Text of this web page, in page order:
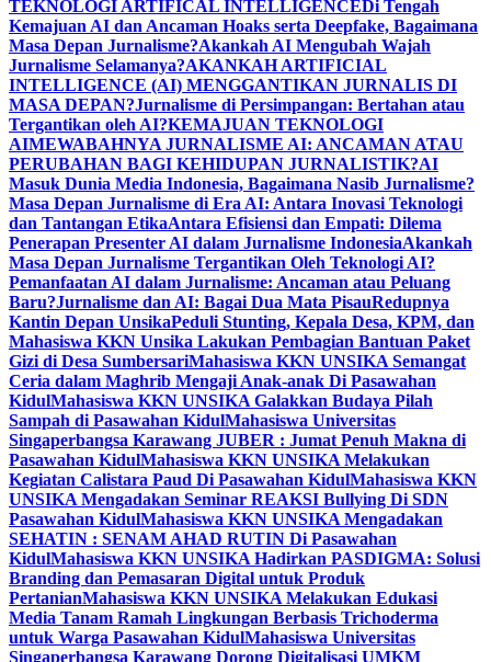
TEKNOLOGI ARTIFICAL INTELLIGENCEDi Tengah
Kemajuan AI dan Ancaman Hoaks serta Deepfake, Bagaimana
Masa Depan Jurnalisme?Akankah AI Mengubah Wajah
Jurnalisme Selamanya?AKANKAH ARTIFICIAL
INTELLIGENCE (AI) MENGGANTIKAN JURNALIS DI
MASA DEPAN?Jurnalisme di Persimpangan: Bertahan atau
Tergantikan oleh AI?KEMAJUAN TEKNOLOGI
AIMEWABAHNYA JURNALISME AI: ANCAMAN ATAU
PERUBAHAN BAGI KEHIDUPAN JURNALISTIK?AI
Masuk Dunia Media Indonesia, Bagaimana Nasib Jurnalisme?
Masa Depan Jurnalisme di Era AI: Antara Inovasi Teknologi
dan Tantangan EtikaAntara Efisiensi dan Empati: Dilema
Penerapan Presenter AI dalam Jurnalisme IndonesiaAkankah
Masa Depan Jurnalisme Tergantikan Oleh Teknologi AI?
Pemanfaatan AI dalam Jurnalisme: Ancaman atau Peluang
Baru?Jurnalisme dan AI: Bagai Dua Mata PisauRedupnya
Kantin Depan UnsikaPeduli Stunting, Kepala Desa, KPM, dan
Mahasiswa KKN Unsika Lakukan Pembagian Bantuan Paket
Gizi di Desa SumbersariMahasiswa KKN UNSIKA Semangat
Ceria dalam Maghrib Mengaji Anak-anak Di Pasawahan
KidulMahasiswa KKN UNSIKA Galakkan Budaya Pilah
Sampah di Pasawahan KidulMahasiswa Universitas
Singaperbangsa Karawang JUBER : Jumat Penuh Makna di
Pasawahan KidulMahasiswa KKN UNSIKA Melakukan
Kegiatan Calistara Paud Di Pasawahan KidulMahasiswa KKN
UNSIKA Mengadakan Seminar REAKSI Bullying Di SDN
Pasawahan KidulMahasiswa KKN UNSIKA Mengadakan
SEHATIN : SENAM AHAD RUTIN Di Pasawahan
KidulMahasiswa KKN UNSIKA Hadirkan PASDIGMA: Solusi
Branding dan Pemasaran Digital untuk Produk
PertanianMahasiswa KKN UNSIKA Melakukan Edukasi
Media Tanam Ramah Lingkungan Berbasis Trichoderma
untuk Warga Pasawahan KidulMahasiswa Universitas
Singaperbangsa Karawang Dorong Digitalisasi UMKM